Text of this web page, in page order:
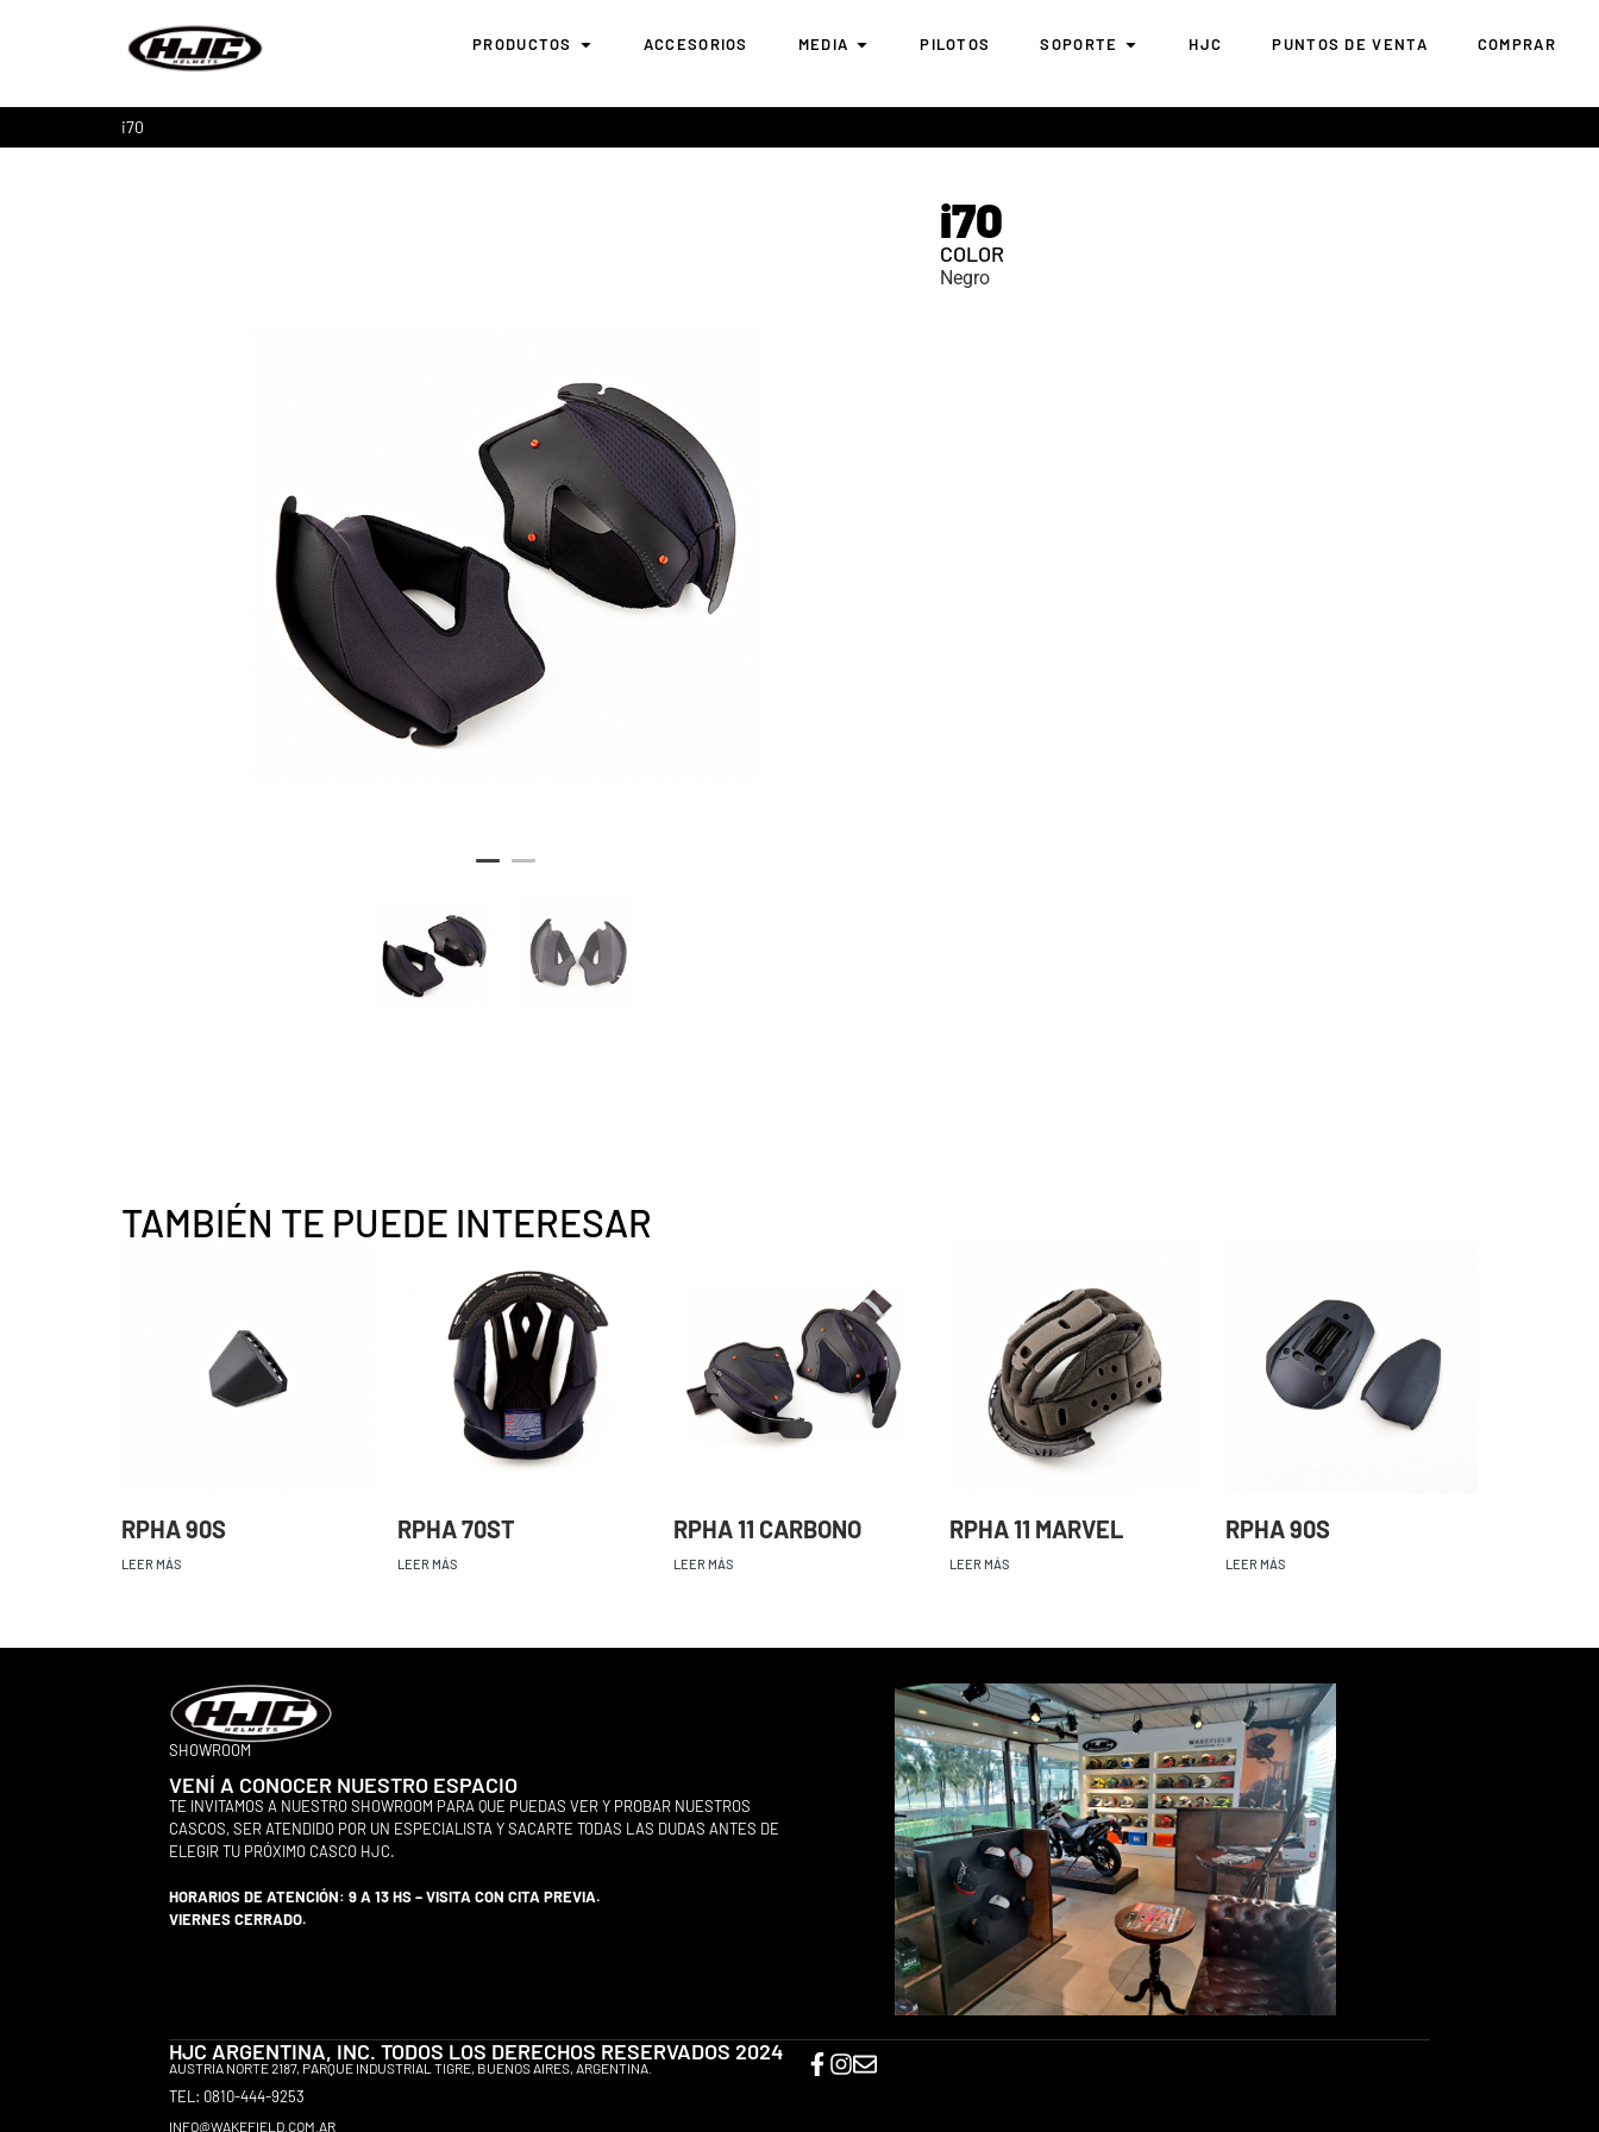
PRODUCTOS ACCESORIOS MEDIA PILOTOS SOPORTE HJC PUNTOS DE VENTA COMPRAR
i70
i70
COLOR
Negro
TAMBIÉN TE PUEDE INTERESAR
RPHA 90S
LEER MÁS
RPHA 70ST
LEER MÁS
RPHA 11 CARBONO
LEER MÁS
RPHA 11 MARVEL
LEER MÁS
RPHA 90S
LEER MÁS
SHOWROOM
VENÍ A CONOCER NUESTRO ESPACIO
TE INVITAMOS A NUESTRO SHOWROOM PARA QUE PUEDAS VER Y PROBAR NUESTROS
CASCOS, SER ATENDIDO POR UN ESPECIALISTA Y SACARTE TODAS LAS DUDAS ANTES DE
ELEGIR TU PRÓXIMO CASCO HJC.
HORARIOS DE ATENCIÓN: 9 A 13 HS – VISITA CON CITA PREVIA.
VIERNES CERRADO.
HJC ARGENTINA, INC. TODOS LOS DERECHOS RESERVADOS 2024
AUSTRIA NORTE 2187, PARQUE INDUSTRIAL TIGRE, BUENOS AIRES, ARGENTINA.
TEL: 0810-444-9253
INFO@WAKEFIELD.COM.AR